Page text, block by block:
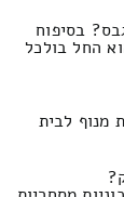
בסיפוח
החל בולכל
מנוף לבית